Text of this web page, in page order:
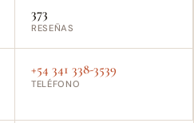
373
RESEÑAS
+54 341 338-3539
TELÉFONO